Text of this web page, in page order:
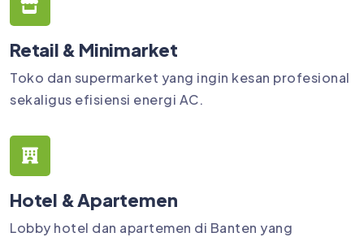
Retail & Minimarket
Toko dan supermarket yang ingin kesan profesional
sekaligus efisiensi energi AC.
Hotel & Apartemen
Lobby hotel dan apartemen di Banten yang